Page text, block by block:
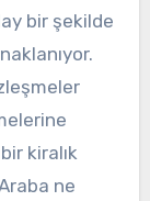
bir şekilde
kiralık
ne